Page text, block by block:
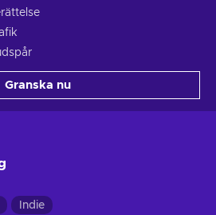
Granska nu
Indie